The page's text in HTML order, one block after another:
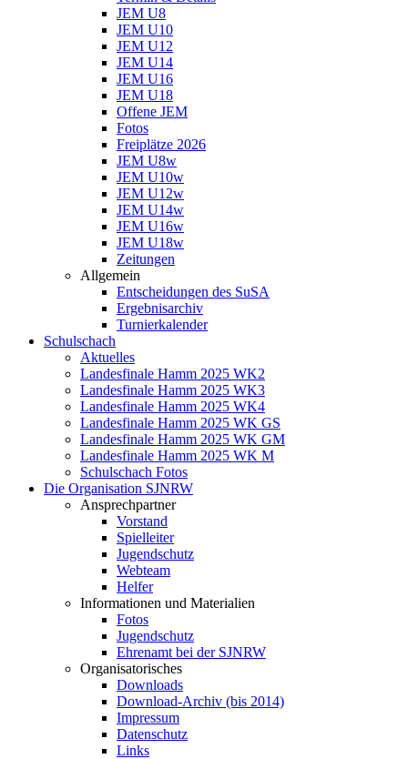
JEM U8
JEM U10
JEM U12
JEM U14
JEM U16
JEM U18
Offene JEM
Fotos
Freiplätze 2026
JEM U8w
JEM U10w
JEM U12w
JEM U14w
JEM U16w
JEM U18w
Zeitungen
Allgemein
Entscheidungen des SuSA
Ergebnisarchiv
Turnierkalender
Schulschach
Aktuelles
Landesfinale Hamm 2025 WK2
Landesfinale Hamm 2025 WK3
Landesfinale Hamm 2025 WK4
Landesfinale Hamm 2025 WK GS
Landesfinale Hamm 2025 WK GM
Landesfinale Hamm 2025 WK M
Schulschach Fotos
Die Organisation SJNRW
Ansprechpartner
Vorstand
Spielleiter
Jugendschutz
Webteam
Helfer
Informationen und Materialien
Fotos
Jugendschutz
Ehrenamt bei der SJNRW
Organisatorisches
Downloads
Download-Archiv (bis 2014)
Impressum
Datenschutz
Links